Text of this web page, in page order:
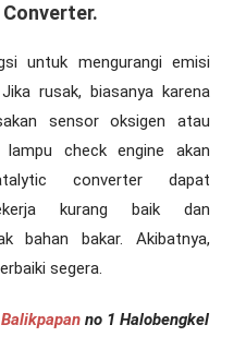
untuk mengurangi emisi
rusak, biasanya karena
sensor oksigen atau
check engine akan
converter dapat
kurang baik dan
bahan bakar. Akibatnya,
segera.
no 1 Halobengkel